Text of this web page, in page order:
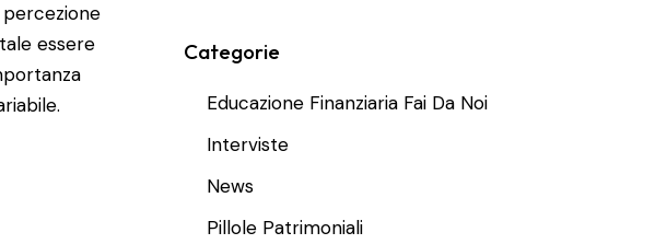
essere
Categorie
Educazione Finanziaria Fai Da Noi
Interviste
News
Pillole Patrimoniali